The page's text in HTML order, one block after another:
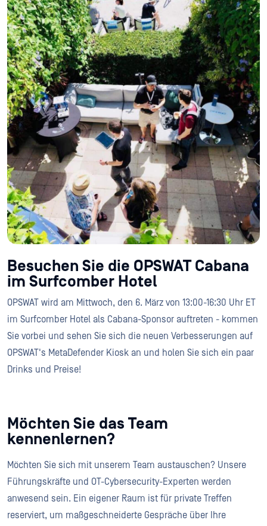
Besuchen Sie die OPSWAT Cabana
im Surfcomber Hotel
OPSWAT wird am Mittwoch, den 6. März von 13:00-16:30 Uhr ET
im Surfcomber Hotel als Cabana-Sponsor auftreten - kommen
Sie vorbei und sehen Sie sich die neuen Verbesserungen auf
OPSWAT's MetaDefender Kiosk an und holen Sie sich ein paar
Drinks und Preise!
Möchten Sie das Team
kennenlernen?
Möchten Sie sich mit unserem Team austauschen? Unsere
Führungskräfte und OT-Cybersecurity-Experten werden
anwesend sein. Ein eigener Raum ist für private Treffen
reserviert, um maßgeschneiderte Gespräche über Ihre